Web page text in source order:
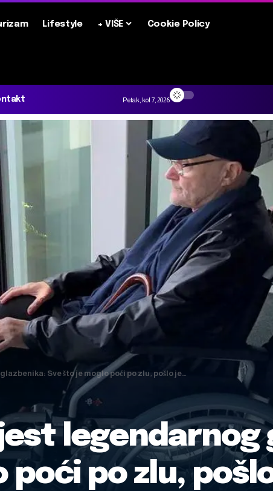
Lifestyle + VIŠE Cookie Policy
Petak, kol 7, 2026
Sve što je moglo poći po zlu, pošlo je…
legendarnog
poći po zlu,